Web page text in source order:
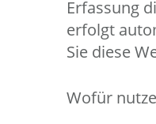
Erfassung
erfolgt
Sie diese
Wofür